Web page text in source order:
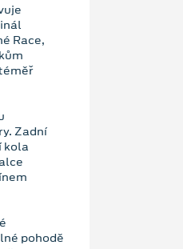
Race,
Zadní
kola
pohodě